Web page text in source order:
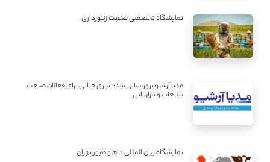
نمایشگاه تخصصی صنعت زنبورداری
مدیا آرشیو بروزرسانی شد: ابزاری حیاتی برای فعالان صنعت
تبلیغات و بازاریابی
نمایشگاه بین المللی دام و طیور تهران